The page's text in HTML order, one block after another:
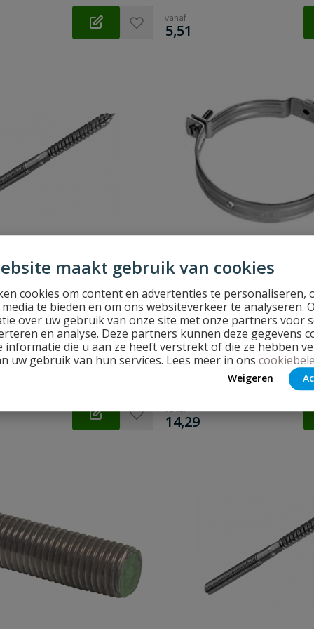
maakt gebruik van cookies
cookies om content en advertenties te personaliseren,
te bieden en om ons websiteverkeer te analyseren.
over uw gebruik van onze site met onze partners voor
en analyse. Deze partners kunnen deze gegevens
informatie die u aan ze heeft verstrekt of die ze hebben
uw gebruik van hun services. Lees meer in ons
Weigeren
vanaf
€
5,51
volle doos
| Materiaal: RVS |
M6, M8, M10 | Lengte: 50,
120, 140, 160 mm
Bifix RVS beugel
Universele rvs beugels voor de
PVC buizen 32 mm t/m 200 mm
Op voorraad
vanaf
€
14,29